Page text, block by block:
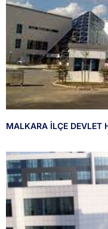
MALKARA İLÇE DEVLET